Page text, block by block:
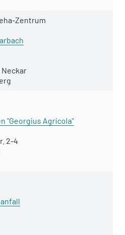
Zentrum
Neckar
"Georgius Agricola"
2-4